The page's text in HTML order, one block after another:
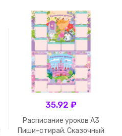
35.92 ₽
Расписание уроков А3
Пиши-стирай. Сказочный